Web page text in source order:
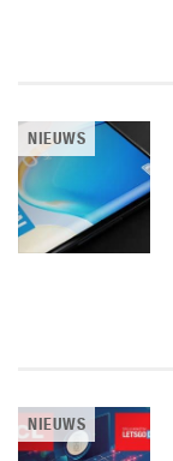
NIEUWS
NIEUWS